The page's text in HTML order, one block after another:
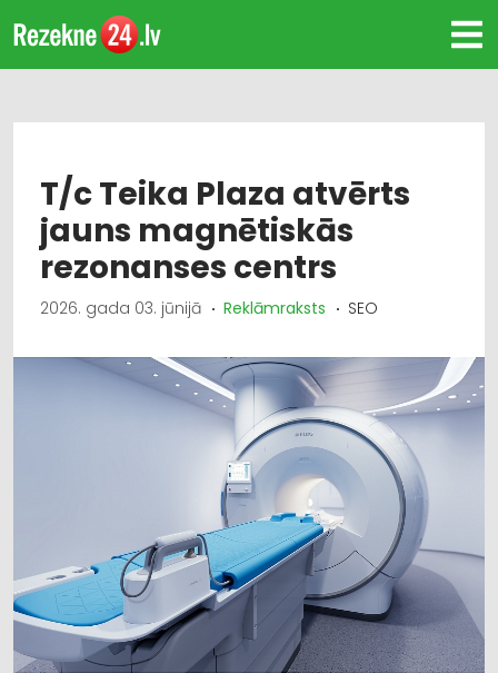
T/c Teika Plaza atvērts
jauns magnētiskās
rezonanses centrs
2026. gada 03. jūnijā Reklāmraksts SEO